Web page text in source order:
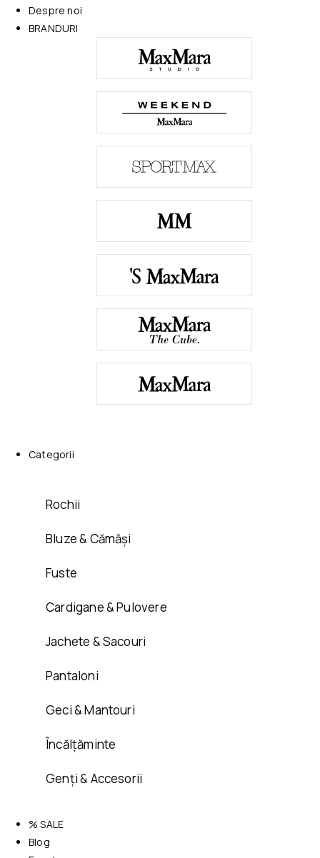
Despre noi
BRANDURI
Categorii
Rochii
Bluze & Cămăși
Fuste
Cardigane & Pulovere
Jachete & Sacouri
Pantaloni
Geci & Mantouri
Încălțăminte
Genți & Accesorii
% SALE
Blog